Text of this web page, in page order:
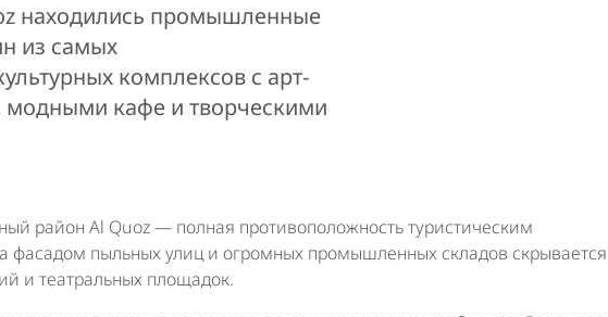
находились промышленные
из самых
комплексов с арт-
модными кафе и творческими
район Al Quoz — полная противоположность туристическим
фасадом пыльных улиц и огромных промышленных складов
и театральных площадок.